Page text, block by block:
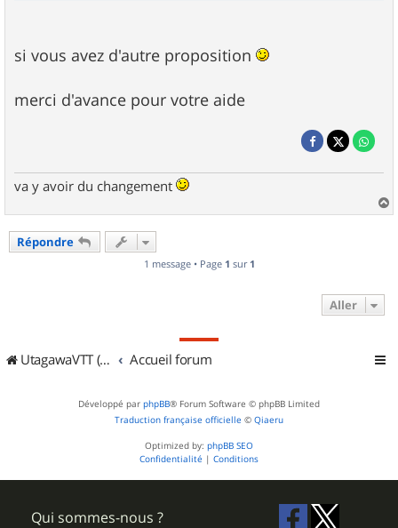
si vous avez d'autre proposition
merci d'avance pour votre aide
va y avoir du changement
a
Répondre
1 message • Page 1 sur 1
Aller
UtagawaVTT (Randos VTT et VTTAE avec traces GPS) Accueil forum
Développé par phpBB® Forum Software © phpBB Limited
Traduction française officielle © Qiaeru
Optimized by: phpBB SEO
Confidentialité | Conditions
Qui sommes-nous ?